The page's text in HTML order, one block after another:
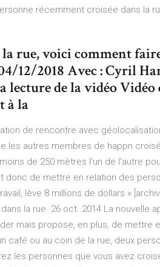
récemment croisée dans la
rue, voici comment
12/2018 Avec : Cyril
lecture de la vidéo Vidéo
à la
de rencontre avec
les autres membres de happn
de 250 mètres l'un de l'autre
de mettre en relation des
lève 8 millions de dollars »
la rue 26 oct. 2014 La nouvelle
mais propose, en plus, de mettre
café ou au coin de la rue, deux
les personnes que vous avez